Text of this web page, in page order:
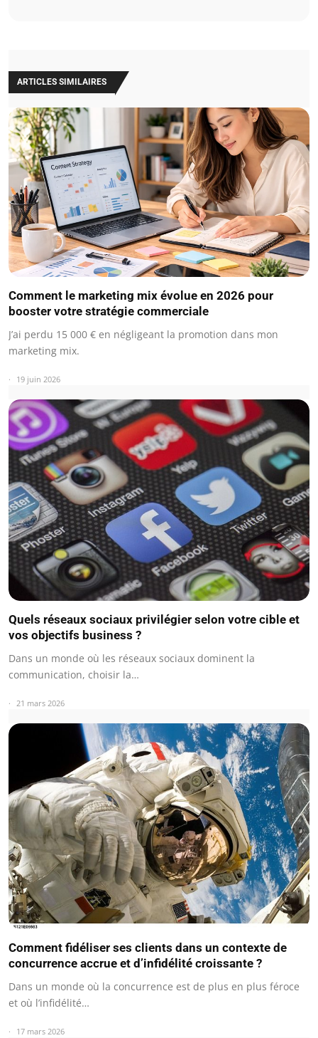
ARTICLES SIMILAIRES
Comment le marketing mix évolue en 2026 pour
booster votre stratégie commerciale
J’ai perdu 15 000 € en négligeant la promotion dans mon
marketing mix.
19 juin 2026
Quels réseaux sociaux privilégier selon votre cible et
vos objectifs business ?
Dans un monde où les réseaux sociaux dominent la
communication, choisir la…
21 mars 2026
Comment fidéliser ses clients dans un contexte de
concurrence accrue et d’infidélité croissante ?
Dans un monde où la concurrence est de plus en plus féroce
et où l’infidélité…
17 mars 2026